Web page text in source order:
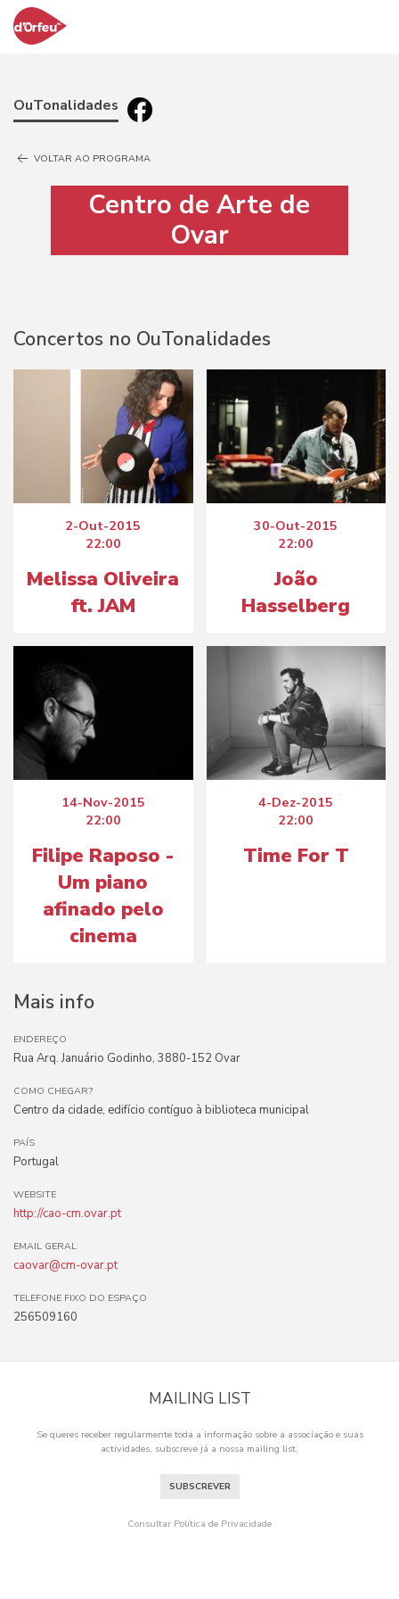
OuTonalidades
VOLTAR AO PROGRAMA
Centro de Arte de
Ovar
Concertos no OuTonalidades
2-Out-2015
22:00
Melissa Oliveira
ft. JAM
30-Out-2015
22:00
João
Hasselberg
14-Nov-2015
22:00
Filipe Raposo -
Um piano
afinado pelo
cinema
4-Dez-2015
22:00
Time For T
Mais info
ENDEREÇO
Rua Arq. Januário Godinho, 3880-152 Ovar
COMO CHEGAR?
Centro da cidade, edifício contíguo à biblioteca municipal
PAÍS
Portugal
WEBSITE
http://cao-cm.ovar.pt
EMAIL GERAL
caovar@cm-ovar.pt
TELEFONE FIXO DO ESPAÇO
256509160
MAILING LIST
Se queres receber regularmente toda a informação sobre a associação e suas
actividades, subscreve já a nossa mailing list.
SUBSCREVER
Consultar Política de Privacidade